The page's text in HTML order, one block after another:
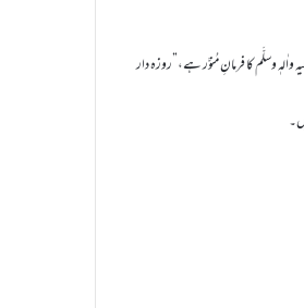
وسلَّم کا فرمانِ مُنوَّر ہے،”روزہ دار